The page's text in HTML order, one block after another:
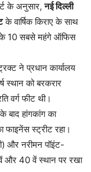
के अनुसार,नई दिल्ली
के वार्षिक किराए के साथ
के 10 सबसे महंगे ऑफिस
ने प्रधान कार्यालय
स्थान को बरकरार
वर्ग फीट थी।
हांगकांग का
फाइनेंस स्ट्रीट रहा।
और नरीमन पॉइंट-
और 40 वें स्थान पर रखा